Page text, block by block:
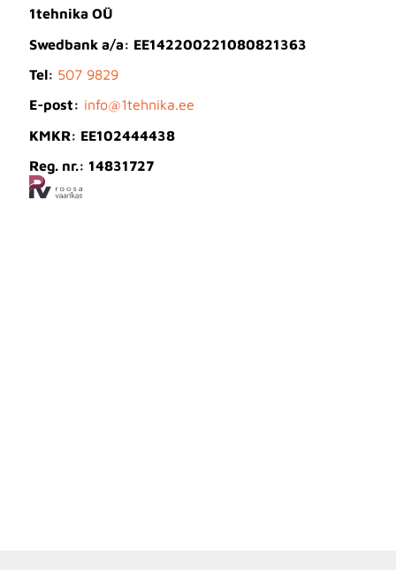
1tehnika OÜ
Swedbank a/a: EE142200221080821363
Tel: 507 9829
E-post: info@1tehnika.ee
KMKR: EE102444438
Reg. nr.: 14831727